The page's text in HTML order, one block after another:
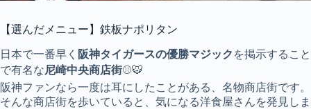
【選んだメニュー】鉄板ナポリタン
日本で一番早く 阪神タイガースの優勝マジック を掲示すること
で有名な尼崎中央商店街⚾🐯
阪神ファンなら一度は耳にしたことがある、名物商店街です。
そんな商店街を歩いていると、気になる洋食屋さんを発見しま